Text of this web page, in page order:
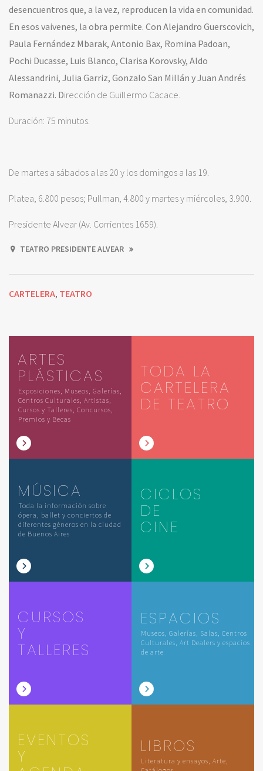
desencuentros que, a la vez, reproducen la vida en comunidad.
En esos vaivenes, la obra permite. Con Alejandro Guerscovich,
Paula Fernández Mbarak, Antonio Bax, Romina Padoan,
Pochi Ducasse, Luis Blanco, Clarisa Korovsky, Aldo
Alessandrini, Julia Garriz, Gonzalo San Millán y Juan Andrés
Romanazzi. Dirección de Guillermo Cacace.
Duración: 75 minutos.
De martes a sábados a las 20 y los domingos a las 19.
Platea, 6.800 pesos; Pullman, 4.800 y martes y miércoles, 3.900.
Presidente Alvear (Av. Corrientes 1659).
TEATRO PRESIDENTE ALVEAR
CARTELERA, TEATRO
ARTES
PLÁSTICAS
Exposiciones, Museos, Galerías,
Centros Culturales, Artistas,
Cursos y Talleres, Concursos,
Premios y Becas
TODA LA
CARTELERA
DE TEATRO
MÚSICA
Toda la información sobre
ópera, ballet y conciertos de
diferentes géneros en la ciudad
de Buenos Aires
CICLOS
DE
CINE
CURSOS
Y
TALLERES
ESPACIOS
Museos, Galerías, Salas, Centros
Culturales, Art Dealers y espacios
de arte
EVENTOS
Y LIBROS
Literatura y ensayos, Arte,